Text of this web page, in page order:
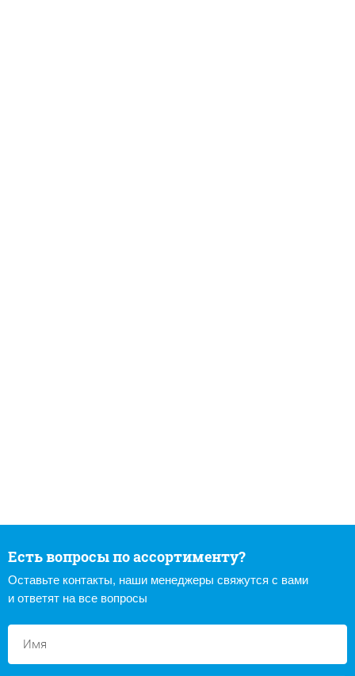
Есть вопросы по ассортименту?
Оставьте контакты, наши менеджеры свяжутся с вами
и ответят на все вопросы